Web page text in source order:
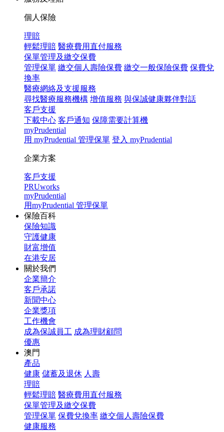
個人保險
理賠
輕鬆理賠 醫療費用直付服務
保單管理及繳交保費
管理保單 繳交個人壽險保費 繳交一般保險保費 保費兌
換率
醫療網絡及支援服務
尋找醫療服務機構 增值服務 與保誠健康夥伴對話
客戶支援
下載中心 客戶通知 保障需要計算機
myPrudential
用 myPrudential 管理保單 登入 myPrudential
企業方案
客戶支援
PRUworks
myPrudential
用myPrudential 管理保單
保險百科
保險知識
守護健康
財富增值
在港安居
關於我們
企業簡介
客戶承諾
新聞中心
企業獎項
工作機會
成為保誠員工 成為理財顧問
優惠
澳門
產品
健康 儲蓄及退休 人壽
理賠
輕鬆理賠 醫療費用直付服務
保單管理及繳交保費
管理保單 保費兌換率 繳交個人壽險保費
健康服務